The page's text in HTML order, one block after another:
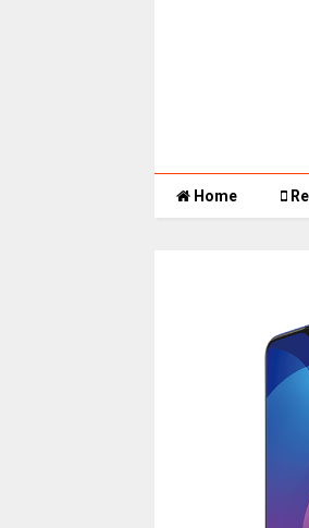
Home